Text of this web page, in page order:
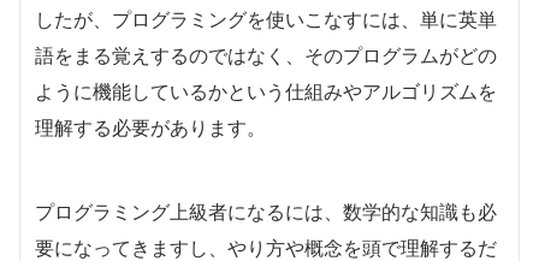
したが、プログラミングを使いこなすには、単に英単
語をまる覚えするのではなく、そのプログラムがどの
ように機能しているかという仕組みやアルゴリズムを
理解する必要があります。
プログラミング上級者になるには、数学的な知識も必
要になってきますし、やり方や概念を頭で理解するだ